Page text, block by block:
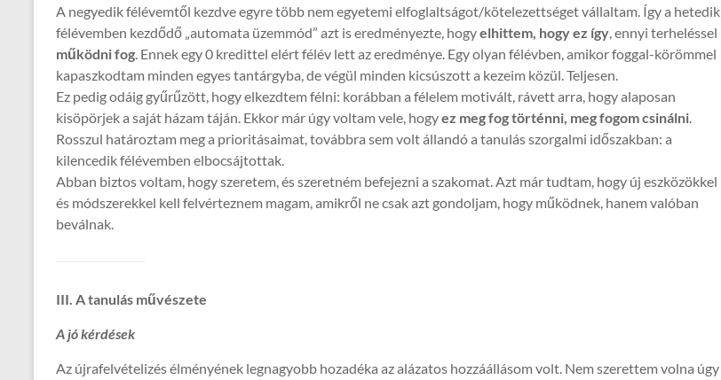
A negyedik félévemtől kezdve egyre több nem egyetemi elfoglaltságot/kötelezettséget vállaltam. Így a hetedik
félévemben kezdődő „automata üzemmód” azt is eredményezte, hogyelhittem, hogy ez így, ennyi terheléssel
működni fog. Ennek egy 0 kredittel elért félév lett az eredménye. Egy olyan félévben, amikor foggal-körömmel
kapaszkodtam minden egyes tantárgyba, de végül minden kicsúszott a kezeim közül. Teljesen.
Ez pedig odáig gyűrűzött, hogy elkezdtem félni: korábban a félelem motivált, rávett arra, hogy alaposan
kisöpörjek a saját házam táján. Ekkor már úgy voltam vele, hogyez meg fog történni, meg fogom csinálni.
Rosszul határoztam meg a prioritásaimat, továbbra sem volt állandó a tanulás szorgalmi időszakban: a
kilencedik félévemben elbocsájtottak.
Abban biztos voltam, hogy szeretem, és szeretném befejezni a szakomat. Azt már tudtam, hogy új eszközökkel
és módszerekkel kell felvérteznem magam, amikről ne csak azt gondoljam, hogy működnek, hanem valóban
beválnak.
III. A tanulás művészete
A jó kérdések
Az újrafelvételizés élményének legnagyobb hozadéka az alázatos hozzáállásom volt. Nem szerettem volna úgy